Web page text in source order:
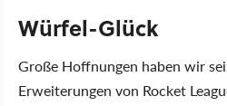
Würfel-Glück
Große Hoffnungen haben wir
Erweiterungen von Rocket